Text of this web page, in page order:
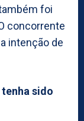
foi
concorrente
intenção de
tenha sido